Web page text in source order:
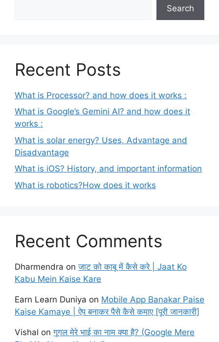
Search
Recent Posts
What is Processor? and how does it works :
What is Google’s Gemini AI? and how does it
works :
What is solar energy? Uses, Advantage and
Disadvantage
What is iOS? History, and important information
What is robotics?How does it works
Recent Comments
Dharmendra onजाट को काबू में कैसे करे | Jaat Ko
Kabu Mein Kaise Kare
Earn Learn Duniya on Mobile App Banakar Paise
Kaise Kamaye | ऐप बनाकर पैसे कैसे कमाए [पूरी जानकारी]
Vishal onगूगल मेरे भाई का नाम क्या है? (Google Mere